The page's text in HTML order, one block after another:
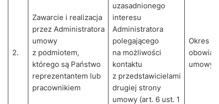
2.
Zawarcie i realizacja
przez Administratora
umowy
z podmiotem,
którego są Państwo
reprezentantem lub
pracownikiem
uzasadnionego
interesu
Administratora
polegającego
na możliwości
kontaktu
z przedstawicielami
drugiej strony
umowy (art. 6 ust. 1
Okres
umowy